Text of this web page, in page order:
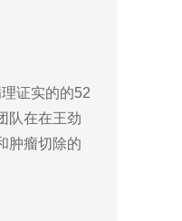
证实的的52
队在在王劲
肿瘤切除的